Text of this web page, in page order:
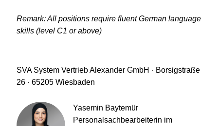
Remark: All positions require fluent German language
skills (level C1 or above)
SVA System Vertrieb Alexander GmbH · Borsigstraße
26 · 65205 Wiesbaden
Yasemin Baytemür
Personalsachbearbeiterin im